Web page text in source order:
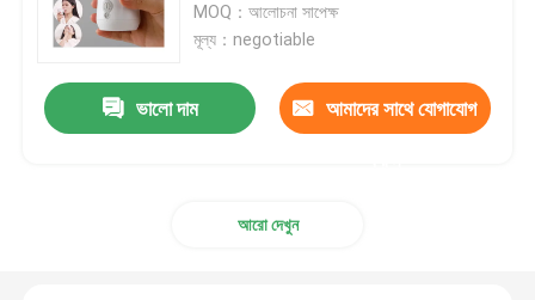
MOQ：আলোচনা সাপেক্ষ
মূল্য：negotiable
ভালো দাম আমাদের সাথে যোগাযোগ
আরো দেখুন